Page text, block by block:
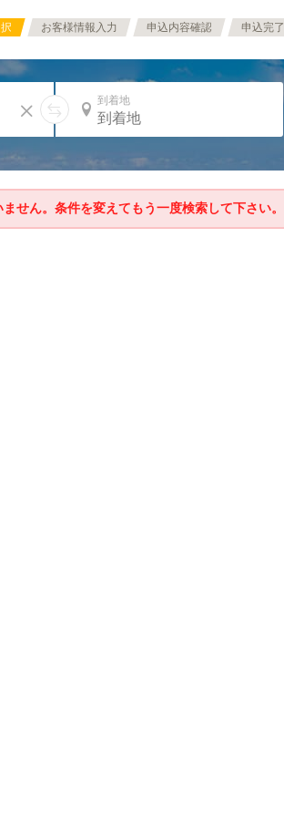
お客様情報入力 申込内容確認 申込完了
到着地
せん。条件を変えてもう一度検索して下さい。